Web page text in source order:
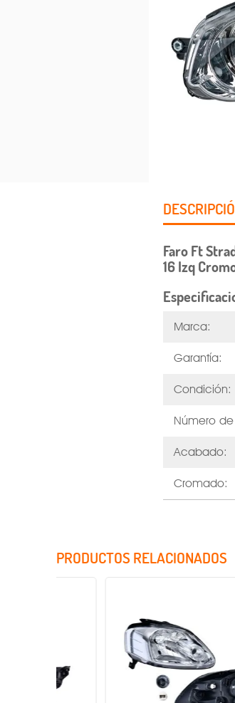
Faro Ft
16 Izq
Marca:
Garantía:
Condición:
Número
Acabado:
Cromado:
PRODUCTOS RELACIONADOS